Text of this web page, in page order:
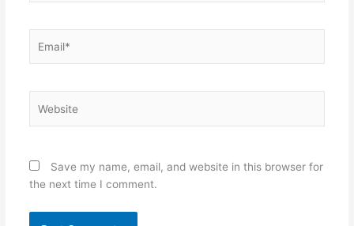
Save my name, email, and website in this browser for
the next time I comment.